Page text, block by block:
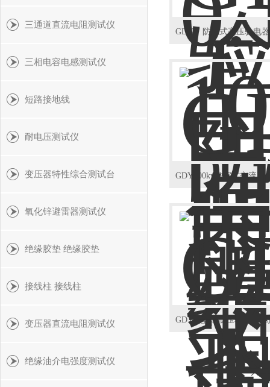
三通道直流电阻测试仪
三相电容电感测试仪
短路接地线
耐电压测试仪
变压器特性综合测试台
氧化锌避雷器测试仪
绝缘胶垫 绝缘胶垫
接线柱 接线柱
变压器直流电阻测试仪
绝缘油介电强度测试仪
共